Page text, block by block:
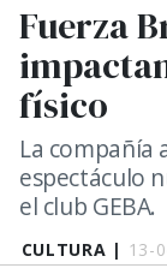
CULTURA | 13-
Fuerza
físico
La compañía
espectáculo
el club GEBA.